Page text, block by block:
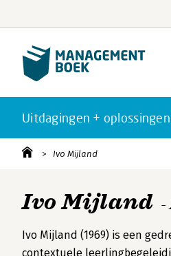
Uitdagingen + oplossingen
Ivo Mijland
Ivo Mijland -
Ivo Mijland (1969) is een
contextuele